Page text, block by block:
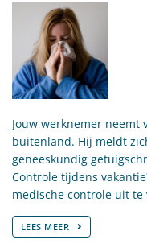
Jouw werknemer neemt
buitenland. Hij meldt
geneeskundig
Controle tijdens
medische controle uit te
LEES MEER